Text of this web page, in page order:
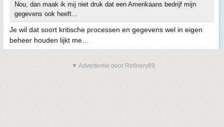
Nou, dan maak ik mij niet druk dat een Amerikaans bedrijf mijn
gegevens ook heeft...
Je wil dat soort kritische processen en gegevens wel in eigen
beheer houden lijkt me…
▼ Advertentie door Refinery89